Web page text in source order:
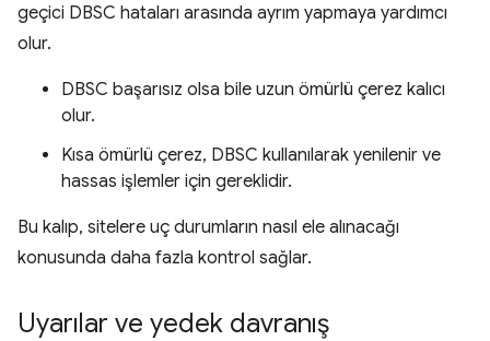
geçici DBSC hataları arasında ayrım yapmaya yardımcı
olur.
DBSC başarısız olsa bile uzun ömürlü çerez kalıcı
olur.
Kısa ömürlü çerez, DBSC kullanılarak yenilenir ve
hassas işlemler için gereklidir.
Bu kalıp, sitelere uç durumların nasıl ele alınacağı
konusunda daha fazla kontrol sağlar.
Uyarılar ve yedek davranış